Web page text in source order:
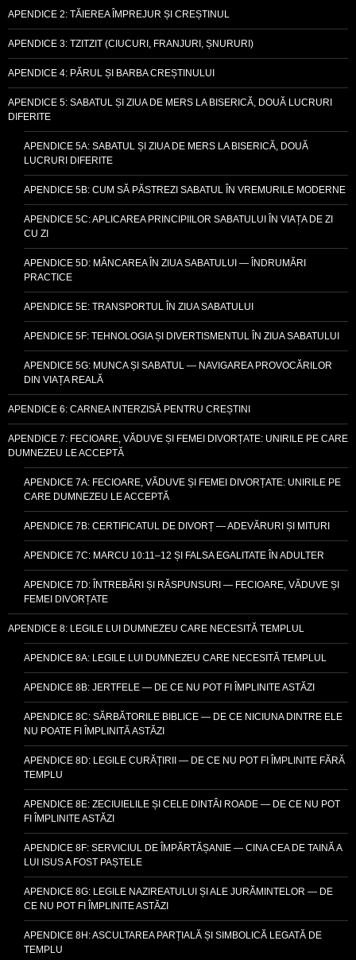
APENDICE 2: TĂIEREA ÎMPREJUR ȘI CREȘTINUL
APENDICE 3: TZITZIT (CIUCURI, FRANJURI, ȘNURURI)
APENDICE 4: PĂRUL ȘI BARBA CREȘTINULUI
APENDICE 5: SABATUL ȘI ZIUA DE MERS LA BISERICĂ, DOUĂ LUCRURI
DIFERITE
APENDICE 5A: SABATUL ȘI ZIUA DE MERS LA BISERICĂ, DOUĂ
LUCRURI DIFERITE
APENDICE 5B: CUM SĂ PĂSTREZI SABATUL ÎN VREMURILE MODERNE
APENDICE 5C: APLICAREA PRINCIPIILOR SABATULUI ÎN VIAȚA DE ZI
CU ZI
APENDICE 5D: MÂNCAREA ÎN ZIUA SABATULUI — ÎNDRUMĂRI
PRACTICE
APENDICE 5E: TRANSPORTUL ÎN ZIUA SABATULUI
APENDICE 5F: TEHNOLOGIA ȘI DIVERTISMENTUL ÎN ZIUA SABATULUI
APENDICE 5G: MUNCA ȘI SABATUL — NAVIGAREA PROVOCĂRILOR
DIN VIAȚA REALĂ
APENDICE 6: CARNEA INTERZISĂ PENTRU CREȘTINI
APENDICE 7: FECIOARE, VĂDUVE ȘI FEMEI DIVORȚATE: UNIRILE PE CARE
DUMNEZEU LE ACCEPTĂ
APENDICE 7A: FECIOARE, VĂDUVE ȘI FEMEI DIVORȚATE: UNIRILE PE
CARE DUMNEZEU LE ACCEPTĂ
APENDICE 7B: CERTIFICATUL DE DIVORȚ — ADEVĂRURI ȘI MITURI
APENDICE 7C: MARCU 10:11–12 ȘI FALSA EGALITATE ÎN ADULTER
APENDICE 7D: ÎNTREBĂRI ȘI RĂSPUNSURI — FECIOARE, VĂDUVE ȘI
FEMEI DIVORȚATE
APENDICE 8: LEGILE LUI DUMNEZEU CARE NECESITĂ TEMPLUL
APENDICE 8A: LEGILE LUI DUMNEZEU CARE NECESITĂ TEMPLUL
APENDICE 8B: JERTFELE — DE CE NU POT FI ÎMPLINITE ASTĂZI
APENDICE 8C: SĂRBĂTORILE BIBLICE — DE CE NICIUNA DINTRE ELE
NU POATE FI ÎMPLINITĂ ASTĂZI
APENDICE 8D: LEGILE CURĂȚIRII — DE CE NU POT FI ÎMPLINITE FĂRĂ
TEMPLU
APENDICE 8E: ZECIUIELILE ȘI CELE DINTÂI ROADE — DE CE NU POT
FI ÎMPLINITE ASTĂZI
APENDICE 8F: SERVICIUL DE ÎMPĂRTĂȘANIE — CINA CEA DE TAINĂ A
LUI ISUS A FOST PAȘTELE
APENDICE 8G: LEGILE NAZIREATULUI ȘI ALE JURĂMINTELOR — DE
CE NU POT FI ÎMPLINITE ASTĂZI
APENDICE 8H: ASCULTAREA PARȚIALĂ ȘI SIMBOLICĂ LEGATĂ DE
TEMPLU